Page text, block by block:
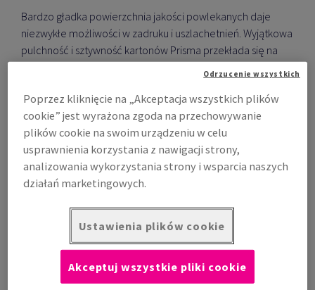
Bardzo gładka powierzchnia jakości powlekanych daje
niezwykłe możliwości w zadruku i uszlachetnień. Wyjątkowa
pulchność i sztywność kartonów Prisma przekłada się na
Oprócz dwustronnie powlekanego kartonu Prisma 2SC
będącego w ofercie standardowej, dostępne są również
wersje : jednostronnie powlekana Prisma 1SC oraz
niepowlekana Prisma Velvet.
Pobierz kartę produktu Prisma 2SC
Zamów online
Poprzez kliknięcie na „Akceptacja wszystkich plików
cookie” jest wyrażona zgoda na przechowywanie
plików cookie na swoim urządzeniu w celu
usprawnienia korzystania z nawigacji strony,
analizowania wykorzystania strony i wsparcia naszych
działań marketingowych.
Ustawienia plików cookie
Odrzucenie wszystkich
Akceptuj wszystkie pliki cookie